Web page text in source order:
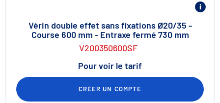
Vérin double effet sans fixations Ø20/35 -
Course 600 mm - Entraxe fermé 730 mm
V200350600SF
Pour voir le tarif
CRÉER UN COMPTE